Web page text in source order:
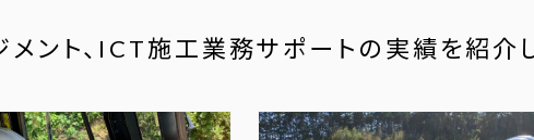
ント、ICT施工業務サポートの実績を紹介し